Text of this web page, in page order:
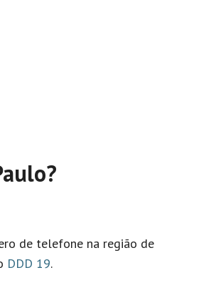
de telefone na região de
DDD 19.